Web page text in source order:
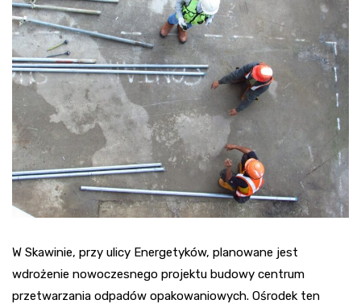
W Skawinie, przy ulicy Energetyków, planowane jest
wdrożenie nowoczesnego projektu budowy centrum
przetwarzania odpadów opakowaniowych. Ośrodek ten